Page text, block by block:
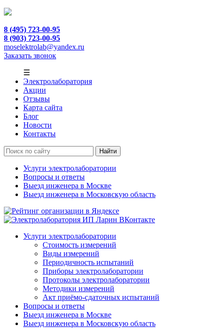
8 (495) 723-00-95
8 (903) 723-00-95
moselektrolab@yandex.ru
Заказать звонок
☰
Электролаборатория
Акции
Отзывы
Карта сайта
Блог
Новости
Контакты
Услуги электролаборатории
Вопросы и ответы
Выезд инженера в Москве
Выезд инженера в Московскую область
Услуги электролаборатории
Стоимость измерений
Виды измерений
Периодичность испытаний
Приборы электролаборатории
Протоколы электролаборатории
Методики измерений
Акт приёмо-сдаточных испытаний
Вопросы и ответы
Выезд инженера в Москве
Выезд инженера в Московскую область